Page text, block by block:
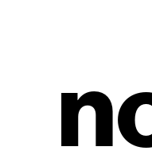
sitio